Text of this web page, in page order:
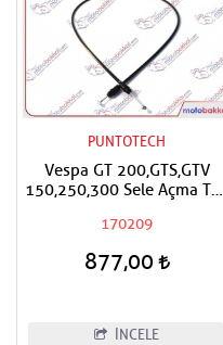
PUNTOTECH
Vespa GT 200,GTS,GTV
150,250,300 Sele Açma Teli
170209
877,00
İNCELE